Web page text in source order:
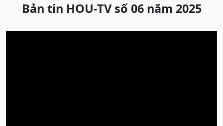
Bản tin HOU-TV số 06 năm 2025